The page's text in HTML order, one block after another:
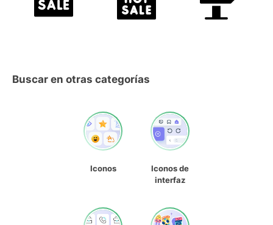
Buscar en otras categorías
Iconos
Iconos de
interfaz